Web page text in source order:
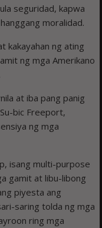
seguridad, kapwa
moralidad.
kakayahan ng ating
ng mga Amerikano
at iba pang panig
bic Freeport,
ng mga
isang multi-purpose
gamit at libu-libong
piyesta ang
saring tolda ng mga
ring mga